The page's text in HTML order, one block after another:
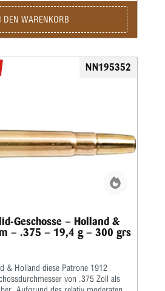
DEN WARENKORB
NN195352
Geschosse – Holland &
– .375 – 19,4 g – 300 grs
& Holland diese Patrone 1912
von .375 Zoll als